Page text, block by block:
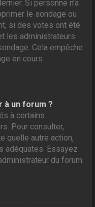
Si personne n’a
le sondage ou
si des votes ont été
les administrateurs
Cela empêche
en cours.
à un forum ?
à certains
Pour consulter,
quelle autre action,
adéquates. Essayez
du forum